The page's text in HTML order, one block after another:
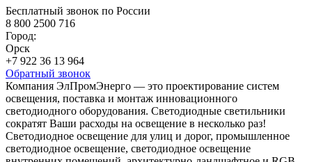
Бесплатный звонок по России
8 800 2500 716
Город:
Орск
+7 922 36 13 964
Обратный звонок
Компания ЭлПромЭнерго — это проектирование систем
освещения, поставка и монтаж инновационного
светодиодного оборудования. Светодиодные светильники
сократят Ваши расходы на освещение в несколько раз!
Светодиодное освещение для улиц и дорог, промышленное
светодиодное освещение, светодиодное освещение